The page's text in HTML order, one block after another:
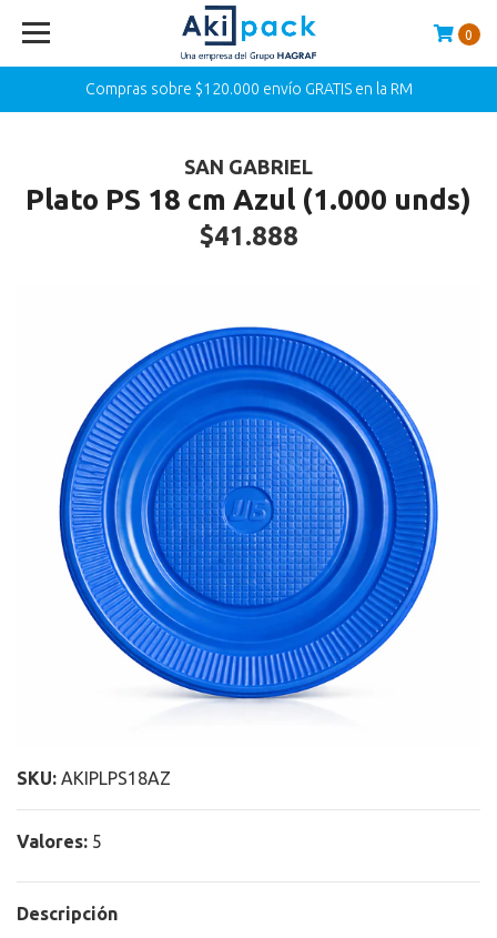
Compras sobre $120.000 envío GRATIS en la RM
0
SAN GABRIEL
Plato PS 18 cm Azul (1.000 unds)
$41.888
SKU: AKIPLPS18AZ
Valores: 5
Descripción